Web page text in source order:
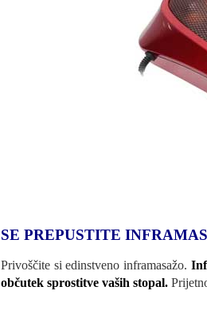
SE PREPUSTITE
Privoščite si edinstveno inframasažo.
občutek sprostitve vaših stopal.